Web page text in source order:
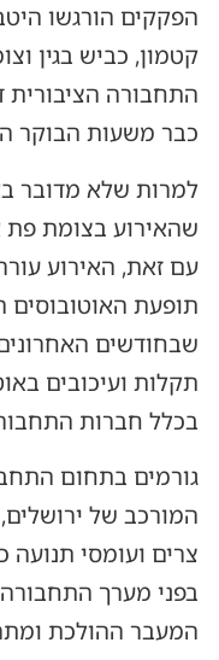
הפקקים הורגשו
קטמון, כביש בגין
התחבורה הציבורית
כבר משעות הבוקר
למרות שלא מדובר
שהאירוע בצומת פת
עם זאת, האירוע
תופעת
שבחודשים
תקלות ועיכובים
בכלל חברות
גורמים בתחום
המורכב של
צרים ועומסי
בפני מערך
המעבר ההולכת